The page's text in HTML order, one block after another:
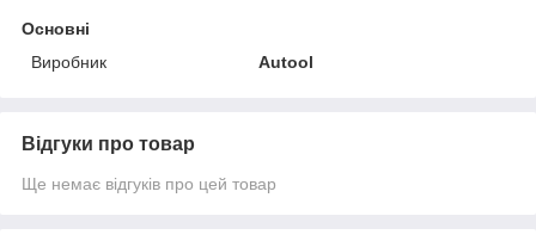
Основні
Виробник
Autool
Відгуки про товар
Ще немає відгуків про цей товар